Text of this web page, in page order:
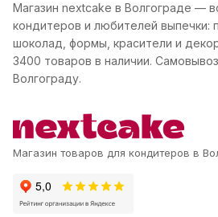
Магазин nextcake в Волгограде —
кондитеров и любителей выпечки:
шоколад, формы, красители и
3400 товаров в наличии.
Волгограду.
Магазин товаров для кондитеров в